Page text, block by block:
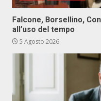
Falcone, Borsellino,
all’uso del tempo
5 Agosto 2026